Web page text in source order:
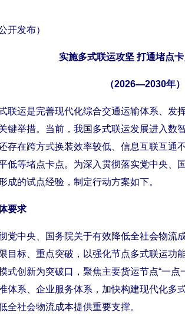
发布）
实施多式联运攻坚 打通堵点
（2026—2030年）
运是完善现代化综合交通运输体系、发
键举措。当前，我国多式联运发展进入数
存在跨方式换装效率较低、信息互联互通
低等堵点卡点。为深入贯彻落实党中央、
成的试点经验，制定行动方案如下。
要求
中央、国务院关于有效降低全社会物流
目标、重点突破，以强化节点多式联运功
式创新为突破口，聚焦主要货运节点“一点
体系、企业服务体系，加快构建现代化多
全社会物流成本提供重要支撑。